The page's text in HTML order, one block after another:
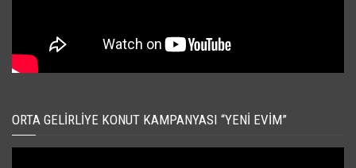
ORTA GELIRLIYE KONUT KAMPANYASI “YENI EVIM”